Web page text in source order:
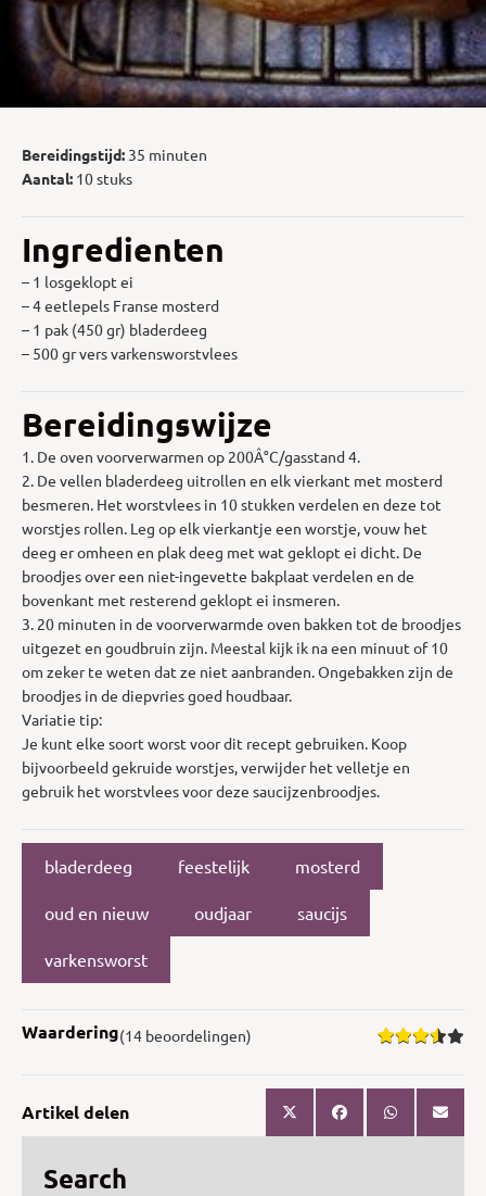
Bereidingstijd: 35 minuten
Aantal: 10 stuks
Ingredienten
– 1 losgeklopt ei
– 4 eetlepels Franse mosterd
– 1 pak (450 gr) bladerdeeg
– 500 gr vers varkensworstvlees
Bereidingswijze
1. De oven voorverwarmen op 200Â°C/gasstand 4.
2. De vellen bladerdeeg uitrollen en elk vierkant met mosterd
besmeren. Het worstvlees in 10 stukken verdelen en deze tot
worstjes rollen. Leg op elk vierkantje een worstje, vouw het
deeg er omheen en plak deeg met wat geklopt ei dicht. De
broodjes over een niet-ingevette bakplaat verdelen en de
bovenkant met resterend geklopt ei insmeren.
3. 20 minuten in de voorverwarmde oven bakken tot de broodjes
uitgezet en goudbruin zijn. Meestal kijk ik na een minuut of 10
om zeker te weten dat ze niet aanbranden. Ongebakken zijn de
broodjes in de diepvries goed houdbaar.
Variatie tip:
Je kunt elke soort worst voor dit recept gebruiken. Koop
bijvoorbeeld gekruide worstjes, verwijder het velletje en
gebruik het worstvlees voor deze saucijzenbroodjes.
bladerdeeg feestelijk mosterd
oud en nieuw oudjaar saucijs
varkensworst
Waardering(14 beoordelingen)
Artikel delen
Search